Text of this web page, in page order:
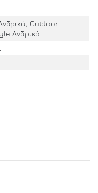
Outdoor
Ανδρικά